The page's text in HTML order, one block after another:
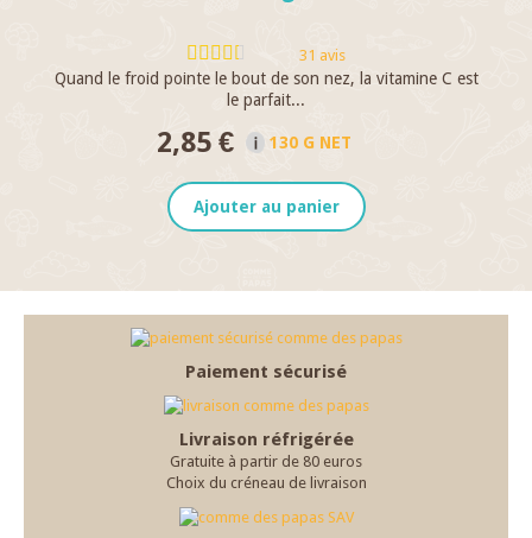
31 avis
Quand le froid pointe le bout de son nez, la vitamine C est
le parfait...
2,85 € 130 G NET
Ajouter au panier
Paiement sécurisé
Livraison réfrigérée
Gratuite à partir de 80 euros
Choix du créneau de livraison